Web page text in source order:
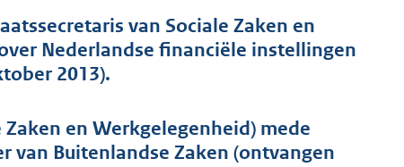
van Sociale Zaken en
Nederlandse financiële instellingen
2013).
en Werkgelegenheid) mede
van Buitenlandse Zaken (ontvangen